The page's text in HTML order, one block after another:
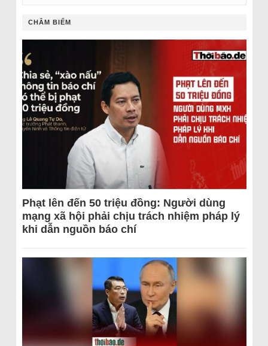
CHÂM BIẾM
Phạt lên đến 50 triệu đồng: Người dùng
mạng xã hội phải chịu trách nhiệm pháp lý
khi dẫn nguồn báo chí